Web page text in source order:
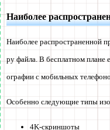
Наиболее
Наиболее распространенной
ру файла. В бесплатном плане
ографии с мобильных
Особенно следующие типы
4K-скриншоты